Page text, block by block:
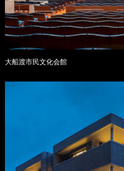
大船渡市民文化会館